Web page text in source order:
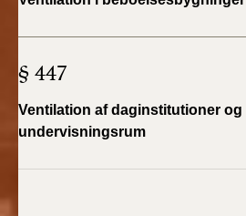
BR18 (1/1-29/6
2021)
BR18 (1/7-31/12
§ 447
Ventilation af daginstitutioner og
undervisningsrum